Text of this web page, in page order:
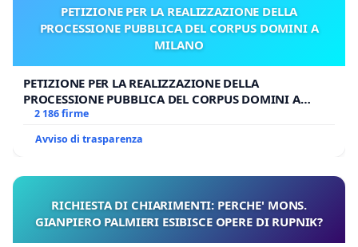
PETIZIONE PER LA REALIZZAZIONE DELLA
PROCESSIONE PUBBLICA DEL CORPUS DOMINI A
MILANO
PETIZIONE PER LA REALIZZAZIONE DELLA
PROCESSIONE PUBBLICA DEL CORPUS DOMINI A
MILANO
2 186 firme
Avviso di trasparenza
RICHIESTA DI CHIARIMENTI: PERCHE' MONS.
GIANPIERO PALMIERI ESIBISCE OPERE DI RUPNIK?